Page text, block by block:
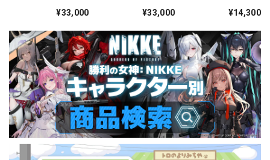
¥33,000 ¥33,000
（Qちゃん&ゆんゆ
¥14,300